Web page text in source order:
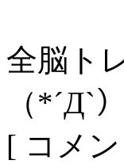
全脳ト
（*´Д`
[ コメ